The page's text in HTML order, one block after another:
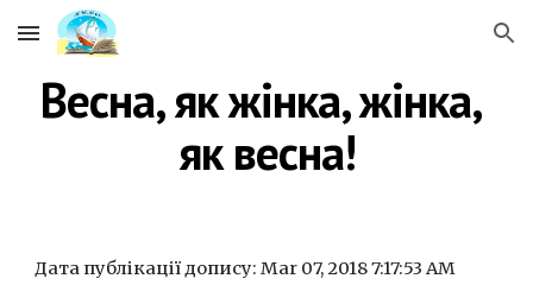
Skip to main content Skip to navigation
Весна, як жінка, жінка,
як весна!
Дата публікації допису: Mar 07, 2018 7:17:53 AM